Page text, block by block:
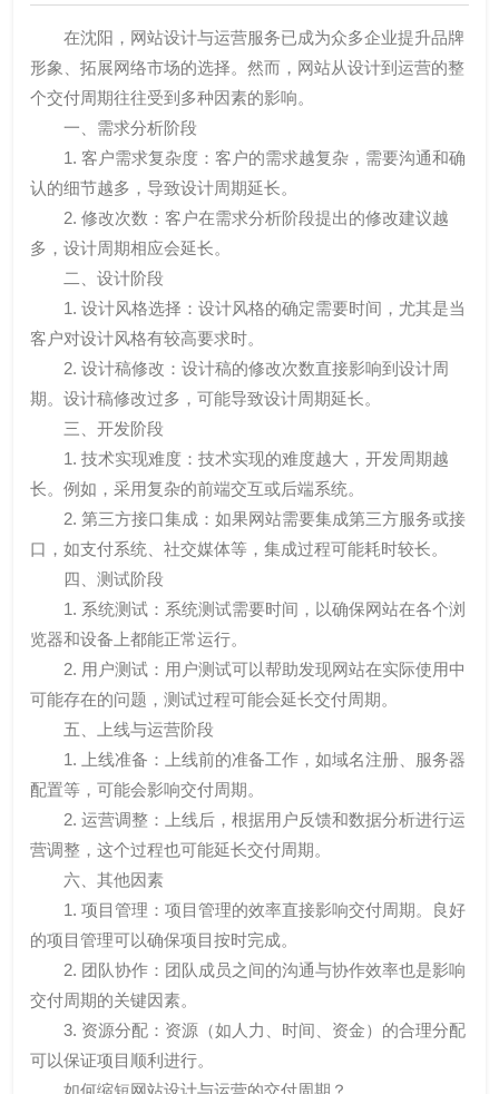
在沈阳，网站设计与运营服务已成为众多企业提升品牌
形象、拓展网络市场的选择。然而，网站从设计到运营的整
个交付周期往往受到多种因素的影响。
一、需求分析阶段
1. 客户需求复杂度：客户的需求越复杂，需要沟通和确
认的细节越多，导致设计周期延长。
2. 修改次数：客户在需求分析阶段提出的修改建议越
多，设计周期相应会延长。
二、设计阶段
1. 设计风格选择：设计风格的确定需要时间，尤其是当
客户对设计风格有较高要求时。
2. 设计稿修改：设计稿的修改次数直接影响到设计周
期。设计稿修改过多，可能导致设计周期延长。
三、开发阶段
1. 技术实现难度：技术实现的难度越大，开发周期越
长。例如，采用复杂的前端交互或后端系统。
2. 第三方接口集成：如果网站需要集成第三方服务或接
口，如支付系统、社交媒体等，集成过程可能耗时较长。
四、测试阶段
1. 系统测试：系统测试需要时间，以确保网站在各个浏
览器和设备上都能正常运行。
2. 用户测试：用户测试可以帮助发现网站在实际使用中
可能存在的问题，测试过程可能会延长交付周期。
五、上线与运营阶段
1. 上线准备：上线前的准备工作，如域名注册、服务器
配置等，可能会影响交付周期。
2. 运营调整：上线后，根据用户反馈和数据分析进行运
营调整，这个过程也可能延长交付周期。
六、其他因素
1. 项目管理：项目管理的效率直接影响交付周期。良好
的项目管理可以确保项目按时完成。
2. 团队协作：团队成员之间的沟通与协作效率也是影响
交付周期的关键因素。
3. 资源分配：资源（如人力、时间、资金）的合理分配
可以保证项目顺利进行。
如何缩短网站设计与运营的交付周期？